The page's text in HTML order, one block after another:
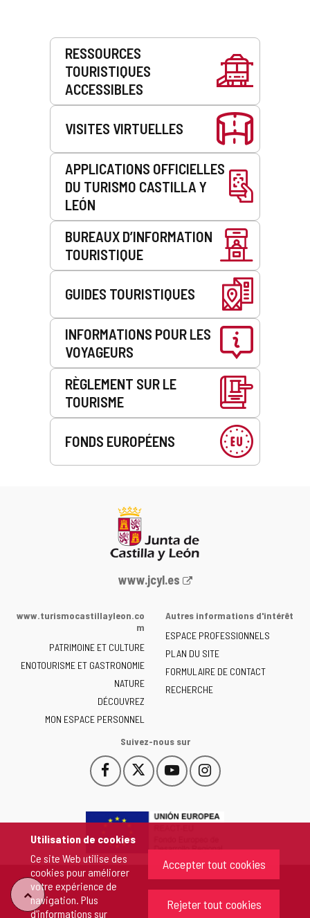
Utilisation de cookies
Ce site Web utilise des
cookies pour améliorer
votre expérience de
navigation. Plus
d'informations sur
Accepter tout cookies
Rejeter tout cookies
Prestations
RESSOURCES
TOURISTIQUES
ACCESSIBLES
VISITES VIRTUELLES
APPLICATIONS OFFICIELLES
DU TURISMO CASTILLA Y
LEÓN
BUREAUX D’INFORMATION
TOURISTIQUE
GUIDES TOURISTIQUES
INFORMATIONS POUR LES
VOYAGEURS
RÈGLEMENT SUR LE
TOURISME
FONDS EUROPÉENS
Portail
la
de
Castilla
y
León
-
www.jcyl.es
www.turismocastillayleon.co
m
PATRIMOINE ET CULTURE
ENOTOURISME ET GASTRONOMIE
NATURE
DÉCOUVREZ
MON ESPACE PERSONNEL
Autres informations d'intérêt
ESPACE PROFESSIONNELS
PLAN DU SITE
FORMULAIRE DE CONTACT
RECHERCHE
Suivez-nous sur
Facebook
Este
enlace
abrirá
una
ventana
nueva.
Este
enlace
abrirá
ventana
nueva.
YouTube
Este
enlace
abrirá
ventana
nueva.
Instagram
Este
enlace
abrirá
ventana
nueva.
"Retour